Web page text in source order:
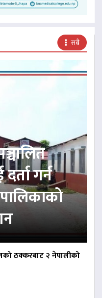
सबै
गर्न
ठक्करबाट २ नेपालीको